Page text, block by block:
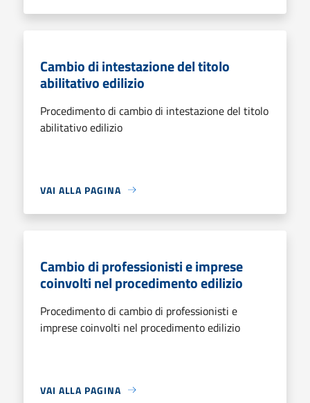
Cambio di intestazione del titolo
abilitativo edilizio
Procedimento di cambio di intestazione del titolo
abilitativo edilizio
VAI ALLA PAGINA
Cambio di professionisti e imprese
coinvolti nel procedimento edilizio
Procedimento di cambio di professionisti e
imprese coinvolti nel procedimento edilizio
VAI ALLA PAGINA